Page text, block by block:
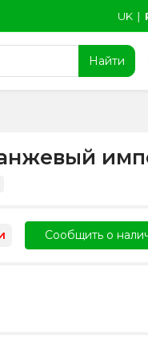
UK ∣
Найти
Сообщить о